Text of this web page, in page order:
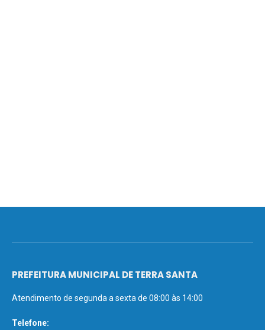
PREFEITURA MUNICIPAL DE TERRA SANTA
Atendimento de segunda a sexta de 08:00 às 14:00
Telefone: